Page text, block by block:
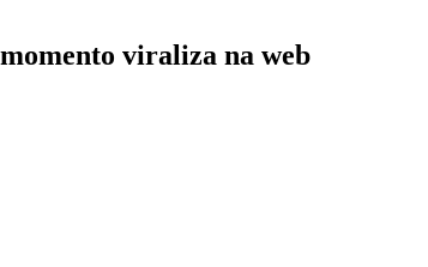
viraliza na web